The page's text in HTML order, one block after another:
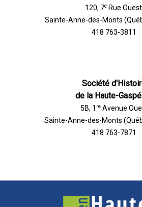
120, 7eRue
Sainte-Anne-des-Monts
418 763-3811
Société
de la Haute-
5B, 1 reAvenue
Sainte-Anne-des-Monts
418 763-7871